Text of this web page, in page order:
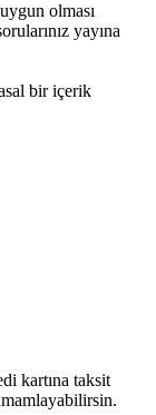
olması
yayına
bir içerik
kartına taksit